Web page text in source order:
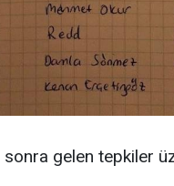
gelen tepkiler